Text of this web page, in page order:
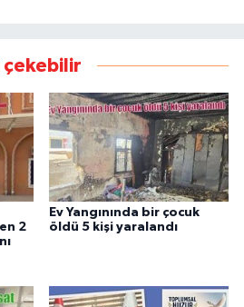
çekebilir
2
Ev Yangınında bir çocuk
öldü 5 kişi yaralandı